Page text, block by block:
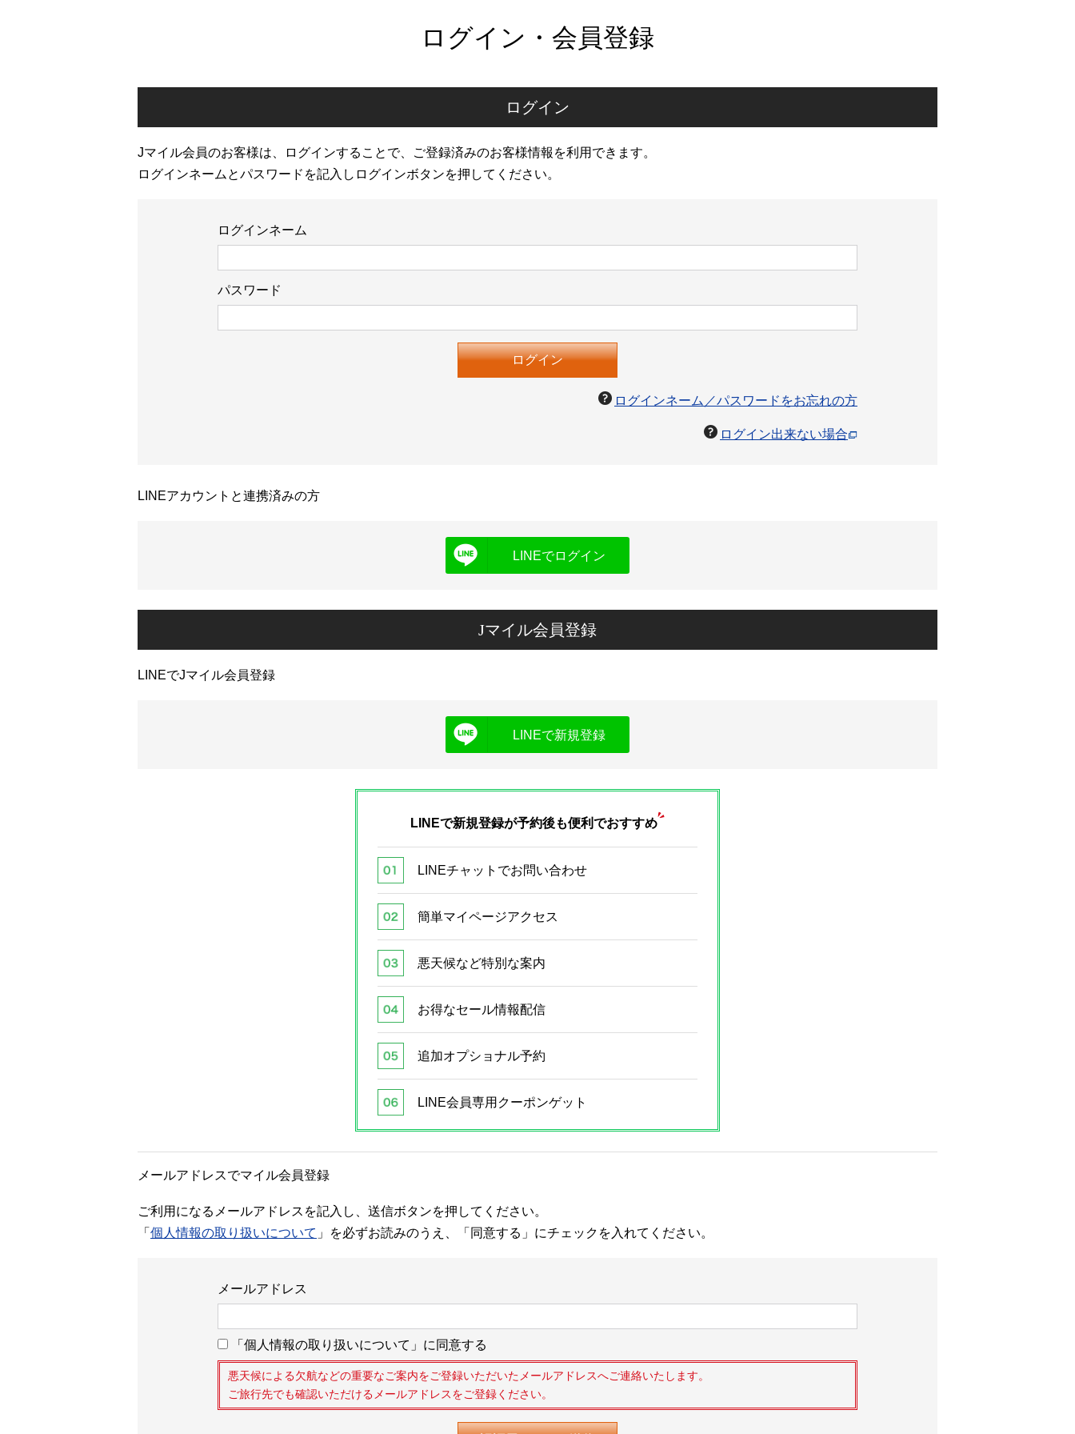
ログイン・会員登録
ログイン
Jマイル会員のお客様は、ログインすることで、ご登録済みのお客様情報を利用できます。
ログインネームとパスワードを記入しログインボタンを押してください。
ログインネーム
パスワード
ログインネーム／パスワードをお忘れの方
ログイン出来ない場合
LINEアカウントと連携済みの方
LINEでログイン
Jマイル会員登録
LINEでJマイル会員登録
LINEで新規登録
LINEで新規登録が予約後も便利でおすすめ
LINEチャットでお問い合わせ
簡単マイページアクセス
悪天候など特別な案内
お得なセール情報配信
追加オプショナル予約
LINE会員専用クーポンゲット
メールアドレスでマイル会員登録
ご利用になるメールアドレスを記入し、送信ボタンを押してください。
「 個人情報の取り扱いについて 」を必ずお読みのうえ、「同意する」にチェックを入れてください。
メールアドレス
「個人情報の取り扱いについて」に同意する
悪天候による欠航などの重要なご案内をご登録いただいたメールアドレスへご連絡いたします。
ご旅行先でも確認いただけるメールアドレスをご登録ください。